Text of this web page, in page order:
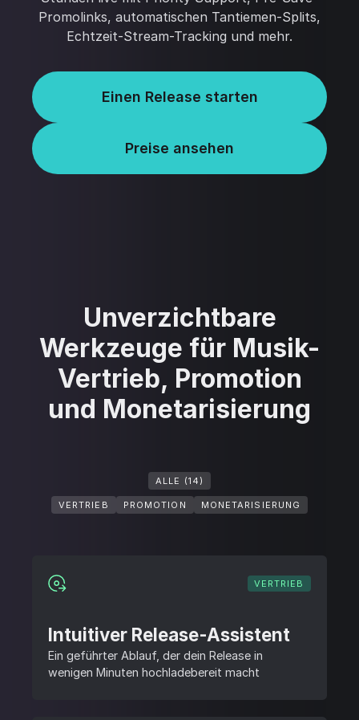
Promolinks, automatischen Tantiemen-Splits,
Echtzeit-Stream-Tracking und mehr.
Einen Release starten
Preise ansehen
Unverzichtbare
Werkzeuge für Musik-
Vertrieb, Promotion
und Monetarisierung
ALLE (14)
VERTRIEB PROMOTION MONETARISIERUNG
VERTRIEB
Intuitiver Release-Assistent
Ein geführter Ablauf, der dein Release in
wenigen Minuten hochladebereit macht